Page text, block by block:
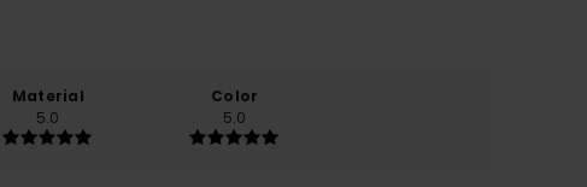
Material
5.0
Color
5.0